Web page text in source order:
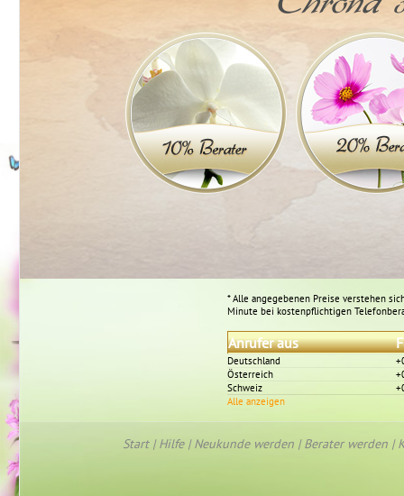
* Alle angegebenen Preise verstehen
Minute bei kostenpflichtigen
Anrufer aus
Deutschland
Österreich
Schweiz
Alle anzeigen
Start|Hilfe|Neukunde werden |Berater werden |